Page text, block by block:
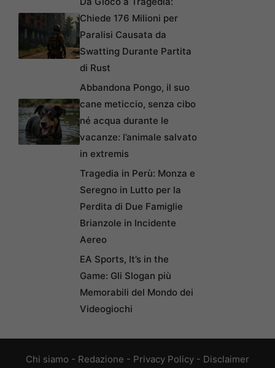
Chiede 176 Milioni per
Paralisi Causata da
Swatting Durante Partita
di Rust
Abbandona Pongo, il suo
cane meticcio, senza cibo
né acqua durante le
vacanze: l’animale salvato
in extremis
Tragedia in Perù: Monza e
Seregno in Lutto per la
Perdita di Due Famiglie
Brianzole in Incidente
Aereo
EA Sports, It’s in the
Game: Gli Slogan più
Memorabili del Mondo dei
Videogiochi
Chi siamo - Redazione - Privacy Policy - Disclaimer